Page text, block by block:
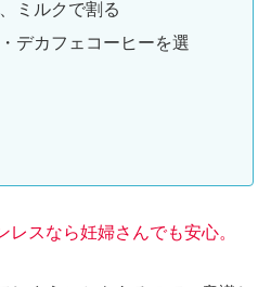
ミルクで割る
デカフェコーヒーを選
スなら妊婦さんでも安心。